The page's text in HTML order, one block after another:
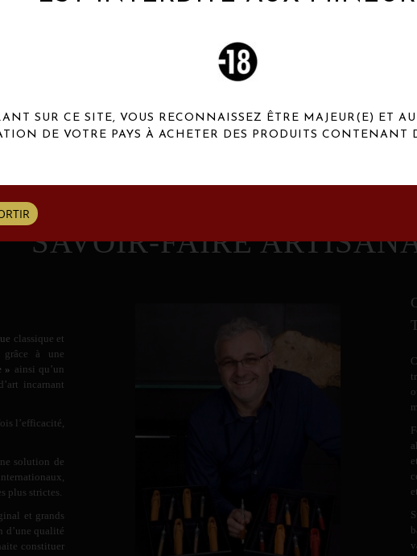
SAVOIR-FAIRE
classique et
grâce à une
» ainsi qu’un
incarnant
l’efficacité,
solution de
plus strictes.
et grands
d’une qualité
constituer
SUR CE SITE, VOUS RECONNAISSEZ ÊTRE MAJEUR(E) ET
DE VOTRE PAYS À ACHETER DES PRODUITS CONTENANT